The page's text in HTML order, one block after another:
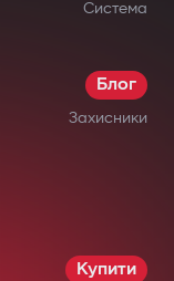
Система
Блог
Захисники
Купити